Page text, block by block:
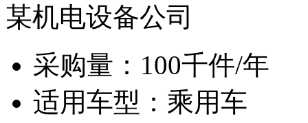
某机电设备公司
采购量： 100千件/年
适用车型： 乘用车